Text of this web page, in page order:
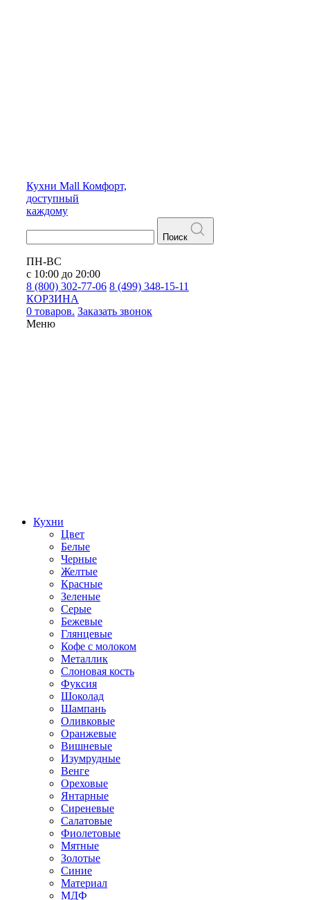
Кухни Mall Комфорт,
доступный
каждому
Поиск
ПН-ВС
с 10:00 до 20:00
8 (800) 302-77-06 8 (499) 348-15-11
КОРЗИНА
0 товаров. Заказать звонок
Меню
Кухни
Цвет
Белые
Черные
Желтые
Красные
Зеленые
Серые
Бежевые
Глянцевые
Кофе с молоком
Металлик
Слоновая кость
Фуксия
Шоколад
Шампань
Оливковые
Оранжевые
Вишневые
Изумрудные
Венге
Ореховые
Янтарные
Сиреневые
Салатовые
Фиолетовые
Мятные
Золотые
Синие
Материал
МДФ